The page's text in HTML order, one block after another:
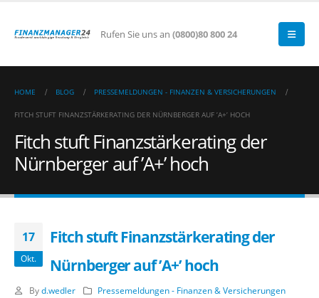
Rufen Sie uns an (0800)80 800 24
HOME BLOG PRESSEMELDUNGEN - FINANZEN & VERSICHERUNGEN
FITCH STUFT FINANZSTÄRKERATING DER NÜRNBERGER AUF ’A+’ HOCH
Fitch stuft Finanzstärkerating der
Nürnberger auf ’A+’ hoch
17
Okt.
Fitch stuft Finanzstärkerating der
Nürnberger auf ’A+’ hoch
By d.wedler
Pressemeldungen - Finanzen & Versicherungen